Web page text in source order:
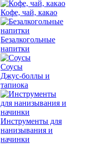
Кофе, чай, какао
Безалкогольные
напитки
Соусы
Джус-боллы и
тапиока
Инструменты для
нанизывания и
начинки